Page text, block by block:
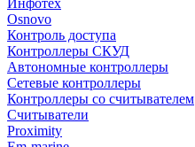
Инфотех
Osnovo
Контроль доступа
Контроллеры СКУД
Автономные контроллеры
Сетевые контроллеры
Контроллеры со считывателем
Считыватели
Proximity